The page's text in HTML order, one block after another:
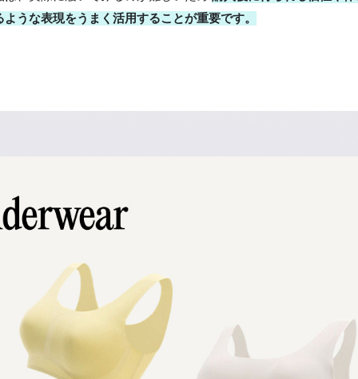
うな表現をうまく活用することが重要です。